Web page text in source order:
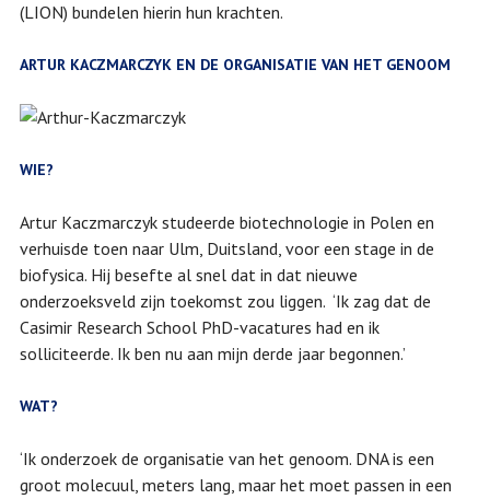
(LION) bundelen hierin hun krachten.
ARTUR KACZMARCZYK EN DE ORGANISATIE VAN HET GENOOM
WIE?
Artur Kaczmarczyk studeerde biotechnologie in Polen en
verhuisde toen naar Ulm, Duitsland, voor een stage in de
biofysica. Hij besefte al snel dat in dat nieuwe
onderzoeksveld zijn toekomst zou liggen. ‘Ik zag dat de
Casimir Research School PhD-vacatures had en ik
solliciteerde. Ik ben nu aan mijn derde jaar begonnen.’
WAT?
‘Ik onderzoek de organisatie van het genoom. DNA is een
groot molecuul, meters lang, maar het moet passen in een